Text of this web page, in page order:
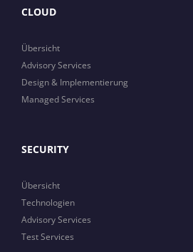
CLOUD
Übersicht
Advisory Services
Design & Implementierung
Managed Services
SECURITY
Übersicht
Technologien
Advisory Services
Test Services